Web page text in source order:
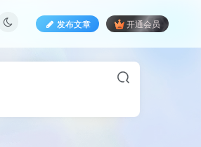
发布文章 开通会员